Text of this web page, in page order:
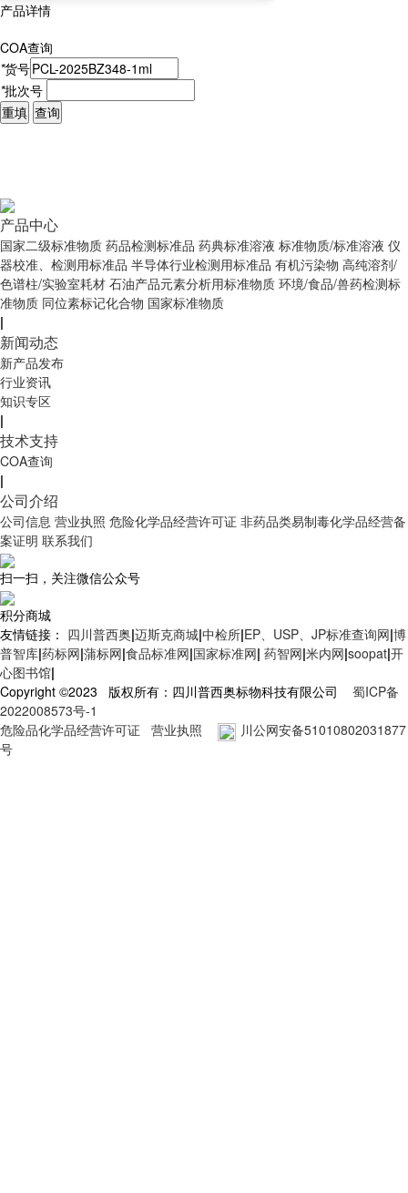
产品详情
COA查询
*货号
*批次号
重填 查询
产品中心
国家二级标准物质 药品检测标准品 药典标准溶液 标准物质/标准溶液 仪
器校准、检测用标准品 半导体行业检测用标准品 有机污染物 高纯溶剂/
色谱柱/实验室耗材 石油产品元素分析用标准物质 环境/食品/兽药检测标
准物质 同位素标记化合物 国家标准物质
|
新闻动态
新产品发布
行业资讯
知识专区
|
技术支持
COA查询
|
公司介绍
公司信息 营业执照 危险化学品经营许可证 非药品类易制毒化学品经营备
案证明 联系我们
扫一扫，关注微信公众号
积分商城
友情链接： 四川普西奥|迈斯克商城|中检所|EP、USP、JP标准查询网|博
普智库|药标网|蒲标网|食品标准网|国家标准网| 药智网|米内网|soopat|开
心图书馆|
Copyright ©2023 版权所有：四川普西奥标物科技有限公司 蜀ICP备
2022008573号-1
危险品化学品经营许可证
营业执照
川公网安备51010802031877
号